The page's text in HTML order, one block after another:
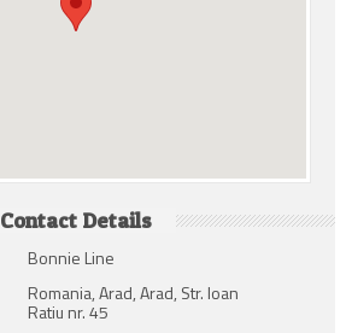
Contact Details
Bonnie Line
Romania, Arad, Arad, Str. Ioan
Ratiu nr. 45